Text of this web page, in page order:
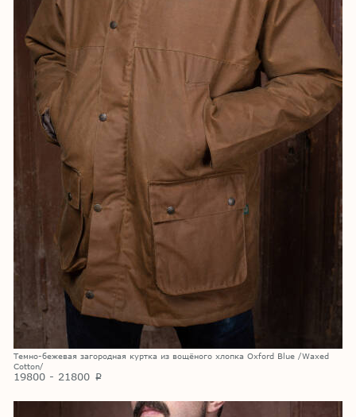
Темно-бежевая загородная куртка из вощёного хлопка Oxford Blue /Waxed
Cotton/
19800 - 21800 p